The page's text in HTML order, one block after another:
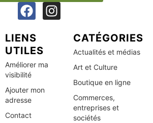
LIENS
UTILES
Améliorer ma
visibilité
Ajouter mon
adresse
Contact
CATÉGORIES
Actualités et médias
Art et Culture
Boutique en ligne
Commerces,
entreprises et
sociétés